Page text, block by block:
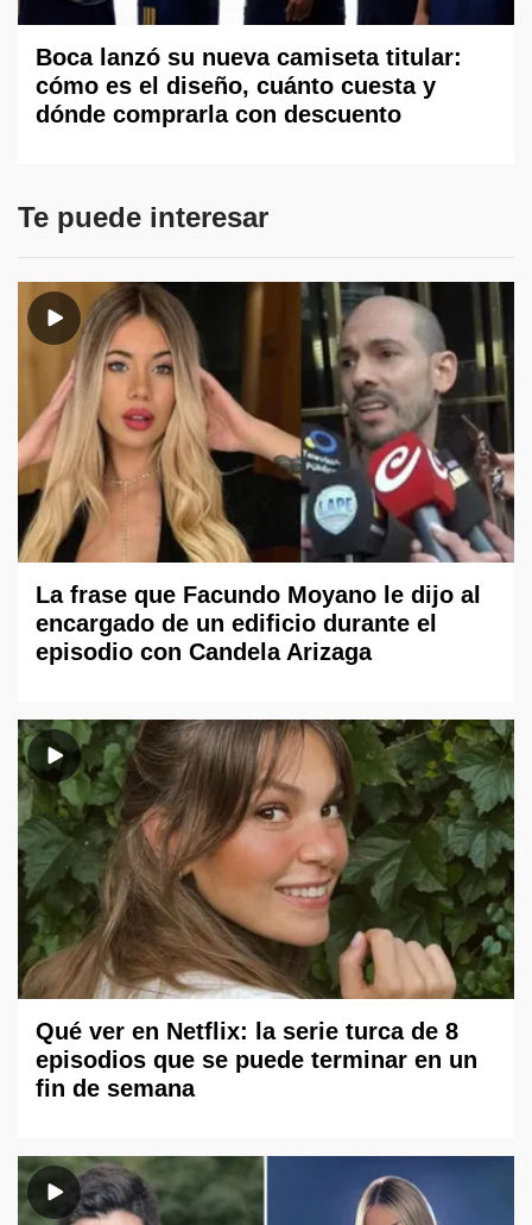
Boca lanzó su nueva camiseta titular:
cómo es el diseño, cuánto cuesta y
dónde comprarla con descuento
Te puede interesar
La frase que Facundo Moyano le dijo al
encargado de un edificio durante el
episodio con Candela Arizaga
Qué ver en Netflix: la serie turca de 8
episodios que se puede terminar en un
fin de semana